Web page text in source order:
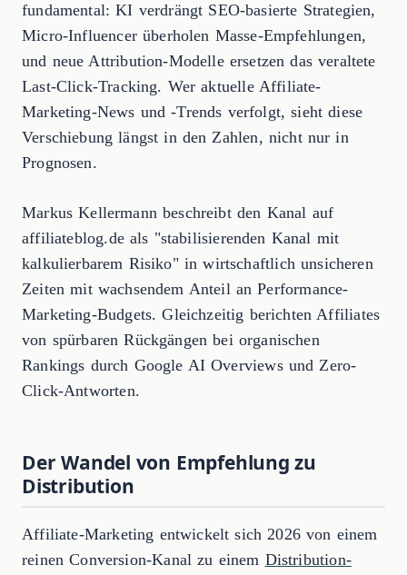
fundamental: KI verdrängt SEO-basierte Strategien,
Micro-Influencer überholen Masse-Empfehlungen,
und neue Attribution-Modelle ersetzen das veraltete
Last-Click-Tracking. Wer aktuelle Affiliate-
Marketing-News und -Trends verfolgt, sieht diese
Verschiebung längst in den Zahlen, nicht nur in
Prognosen.
Markus Kellermann beschreibt den Kanal auf
affiliateblog.de als "stabilisierenden Kanal mit
kalkulierbarem Risiko" in wirtschaftlich unsicheren
Zeiten mit wachsendem Anteil an Performance-
Marketing-Budgets. Gleichzeitig berichten Affiliates
von spürbaren Rückgängen bei organischen
Rankings durch Google AI Overviews und Zero-
Click-Antworten.
Der Wandel von Empfehlung zu
Distribution
Affiliate-Marketing entwickelt sich 2026 von einem
reinen Conversion-Kanal zu einem Distribution-